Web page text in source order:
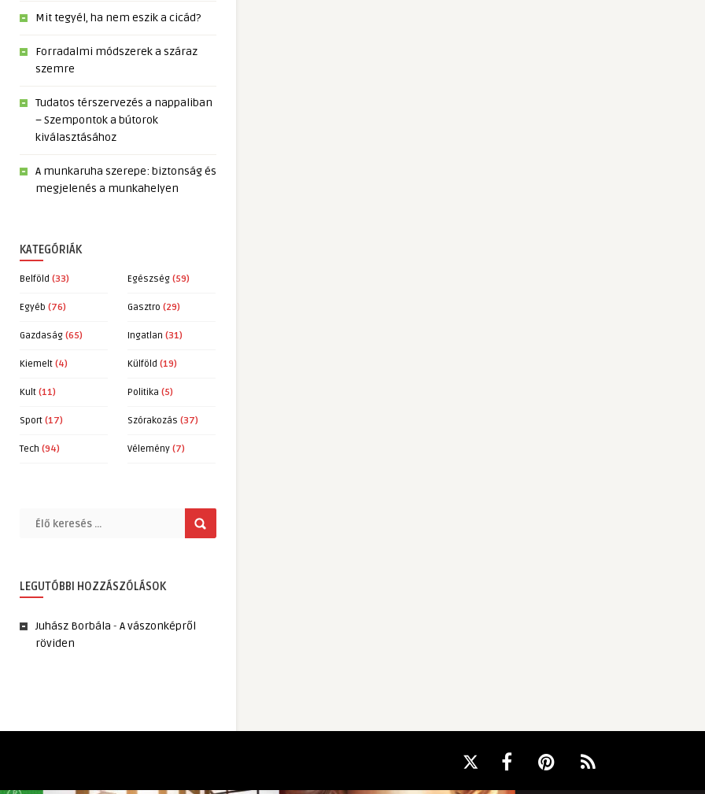
Mit tegyél, ha nem eszik a cicád?
Forradalmi módszerek a száraz
szemre
Tudatos térszervezés a nappaliban
– Szempontok a bútorok
kiválasztásához
A munkaruha szerepe: biztonság és
megjelenés a munkahelyen
KATEGÓRIÁK
Belföld (33) Egészség (59)
Egyéb (76) Gasztro (29)
Gazdaság (65) Ingatlan (31)
Kiemelt (4) Külföld (19)
Kult (11) Politika (5)
Sport (17) Szórakozás (37)
Tech (94) Vélemény (7)
LEGUTÓBBI HOZZÁSZÓLÁSOK
Juhász Borbála - A vászonképről
röviden